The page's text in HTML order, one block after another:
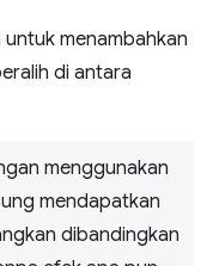
menambahkan
di antara
menggunakan
mendapatkan
dibandingkan